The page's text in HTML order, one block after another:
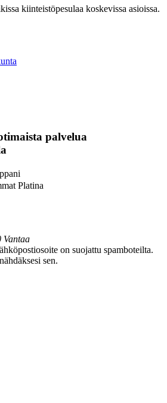
kiinteistöpesulaa koskevissa asioissa.
palvelua
Platina
Vantaa
on suojattu spamboteilta.
sen.